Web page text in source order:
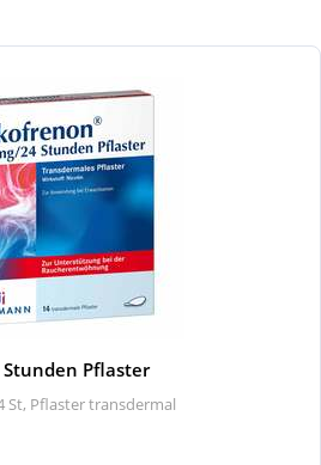
Pflaster
St, Pflaster transdermal